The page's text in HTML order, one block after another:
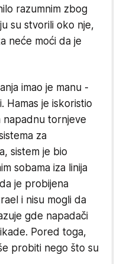
razumnim zbog
su stvorili oko nje,
neće moći da je
imao je manu -
Hamas je iskoristio
napadnu tornjeve
za
sistem je bio
sobama iza linija
je probijena
i nisu mogli da
gde napadači
Pored toga,
probiti nego što su